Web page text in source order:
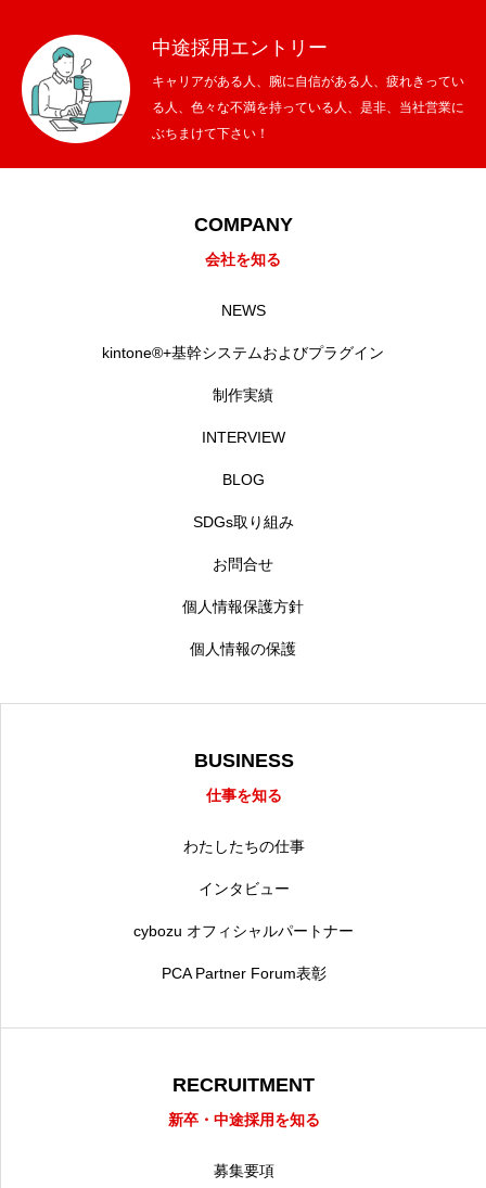
中途採用エントリー
キャリアがある人、腕に自信がある人、疲れきってい
る人、色々な不満を持っている人、是非、当社営業に
ぶちまけて下さい！
COMPANY
会社を知る
NEWS
kintone®+基幹システムおよびプラグイン
制作実績
INTERVIEW
BLOG
SDGs取り組み
お問合せ
個人情報保護方針
個人情報の保護
BUSINESS
仕事を知る
わたしたちの仕事
インタビュー
cybozu オフィシャルパートナー
PCA Partner Forum表彰
RECRUITMENT
新卒・中途採用を知る
募集要項